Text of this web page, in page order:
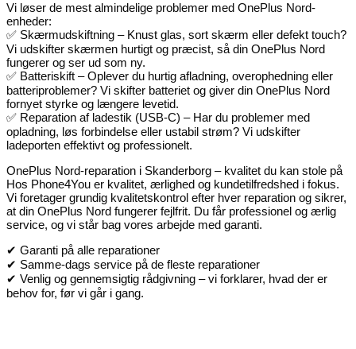
Vi løser de mest almindelige problemer med OnePlus Nord-
enheder:
✅ Skærmudskiftning – Knust glas, sort skærm eller defekt touch?
Vi udskifter skærmen hurtigt og præcist, så din OnePlus Nord
fungerer og ser ud som ny.
✅ Batteriskift – Oplever du hurtig afladning, overophedning eller
batteriproblemer? Vi skifter batteriet og giver din OnePlus Nord
fornyet styrke og længere levetid.
✅ Reparation af ladestik (USB-C) – Har du problemer med
opladning, løs forbindelse eller ustabil strøm? Vi udskifter
ladeporten effektivt og professionelt.
OnePlus Nord-reparation i Skanderborg – kvalitet du kan stole på
Hos Phone4You er kvalitet, ærlighed og kundetilfredshed i fokus.
Vi foretager grundig kvalitetskontrol efter hver reparation og sikrer,
at din OnePlus Nord fungerer fejlfrit. Du får professionel og ærlig
service, og vi står bag vores arbejde med garanti.
✔ Garanti på alle reparationer
✔ Samme-dags service på de fleste reparationer
✔ Venlig og gennemsigtig rådgivning – vi forklarer, hvad der er
behov for, før vi går i gang.